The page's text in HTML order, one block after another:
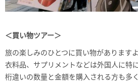
＜買い物ツアー＞
旅の楽しみのひとつに買い物があります
衣料品、サプリメントなどは外国人に特
桁違いの数量と金額を購入される方も多